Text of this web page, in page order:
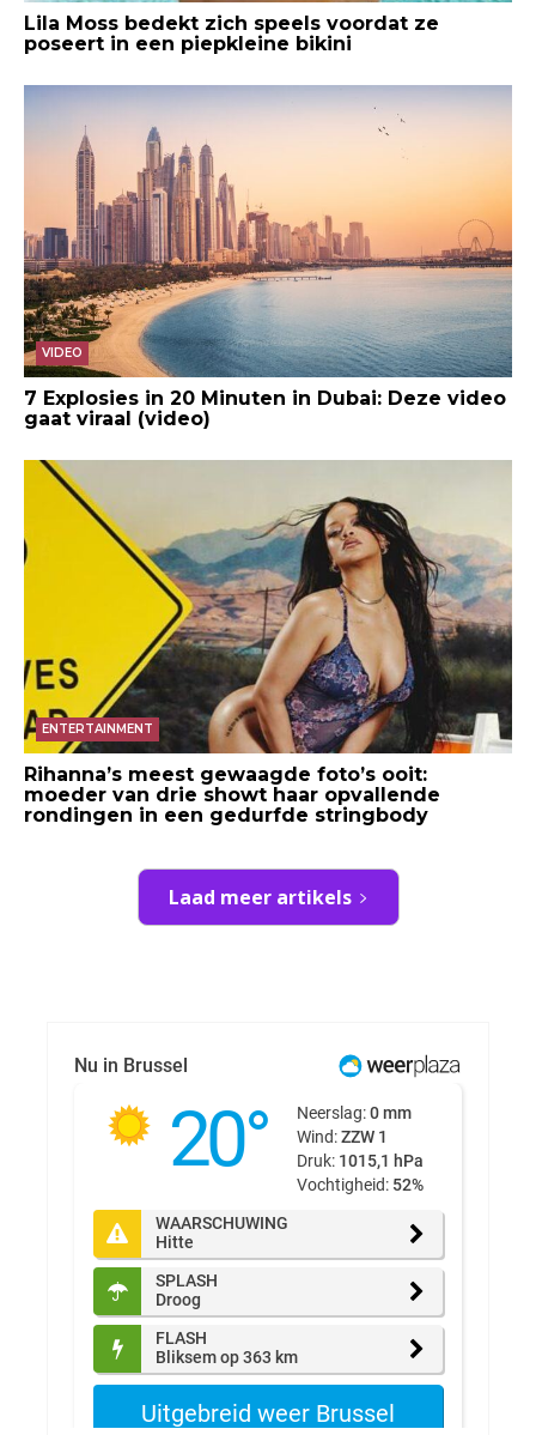
Lila Moss bedekt zich speels voordat ze
poseert in een piepkleine bikini
VIDEO
7 Explosies in 20 Minuten in Dubai: Deze video
gaat viraal (video)
ENTERTAINMENT
Rihanna’s meest gewaagde foto’s ooit:
moeder van drie showt haar opvallende
rondingen in een gedurfde stringbody
Laad meer artikels